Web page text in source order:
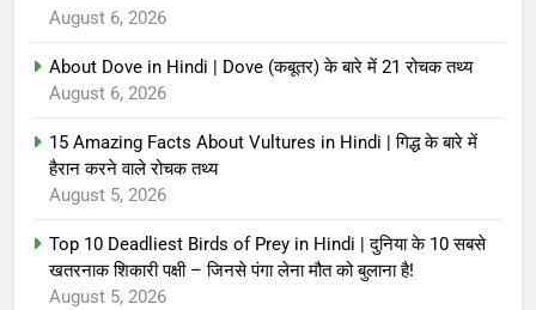
August 6, 2026
About Dove in Hindi | Dove (कबूतर) के बारे में 21 रोचक तथ्य
August 6, 2026
15 Amazing Facts About Vultures in Hindi | गिद्ध के बारे में
हैरान करने वाले रोचक तथ्य
August 5, 2026
Top 10 Deadliest Birds of Prey in Hindi | दुनिया के 10 सबसे
खतरनाक शिकारी पक्षी – जिनसे पंगा लेना मौत को बुलाना है!
August 5, 2026